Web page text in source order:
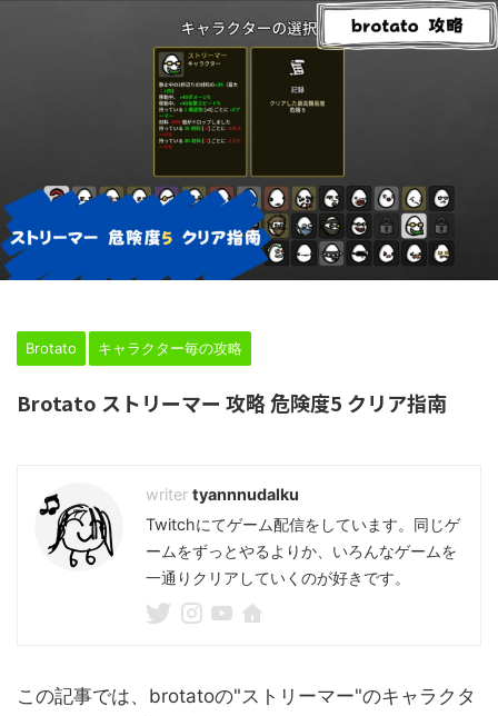
Brotato キャラクター毎の攻略
Brotato ストリーマー 攻略 危険度5 クリア指南
tyannnudalku
Twitchにてゲーム配信をしています。同じゲ
ームをずっとやるよりか、いろんなゲームを
一通りクリアしていくのが好きです。
この記事では、brotatoの"ストリーマー"のキャラクタ